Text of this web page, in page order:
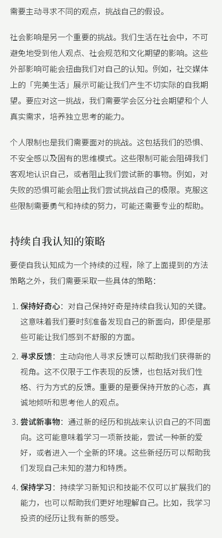
需要主动寻求不同的观点，挑战自己的假设。
社会影响是另一个重要的挑战。我们生活在社会中，不可
避免地受到他人观点、社会规范和文化期望的影响。这些
外部影响可能会扭曲我们对自己的认知。例如，社交媒体
上的「完美生活」展示可能让我们产生不切实际的自我期
望。要应对这一挑战，我们需要学会区分社会期望和个人
真实需求，培养独立思考的能力。
个人限制也是我们需要面对的挑战。这包括我们的恐惧、
不安全感以及固有的思维模式。这些限制可能会阻碍我们
客观地认识自己，或者阻止我们尝试新的事物。例如，对
失败的恐惧可能会阻止我们尝试挑战自己的极限。克服这
些限制需要勇气和持续的努力，可能还需要专业的帮助。
持续自我认知的策略
要使自我认知成为一个持续的过程，除了上面提到的方法
策略之外，我们需要采取一些具体的策略：
保持好奇心：对自己保持好奇是持续自我认知的关键。
这意味着我们要时刻准备发现自己的新面向，即使是那
些可能让我们感到不舒服的方面。
寻求反馈：主动向他人寻求反馈可以帮助我们获得新的
视角。这不仅限于工作表现的反馈，也包括对我们性
格、行为方式的反馈。重要的是要保持开放的心态，真
诚地倾听和思考他人的观点。
尝试新事物：通过新的经历和挑战来认识自己的不同面
向。这可能意味着学习一项新技能，尝试一种新的爱
好，或者进入一个全新的环境。这些新经历可以帮助我
们发现自己未知的潜力和特质。
保持学习 ：持续学习新知识和技能不仅可以扩展我们的
能力，也可以帮助我们更好地理解自己。比如，我学习
投资的经历让我有新的感受。